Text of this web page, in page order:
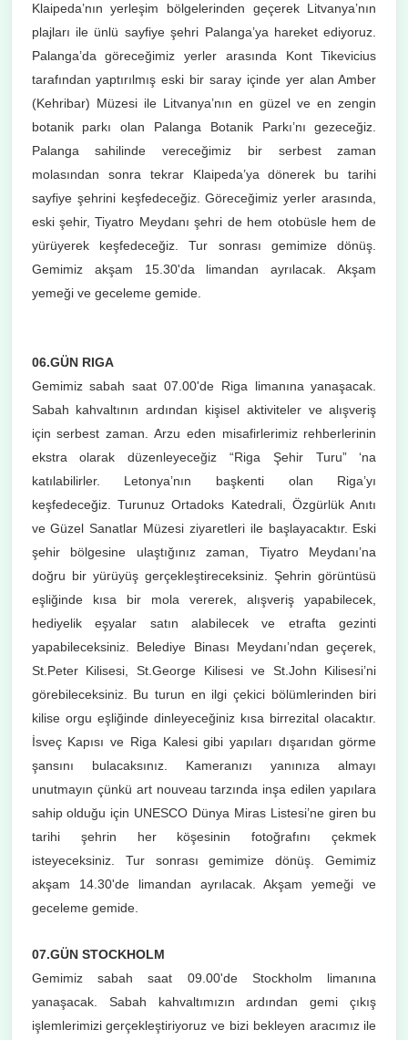
Klaipeda’nın yerleşim bölgelerinden geçerek Litvanya’nın
plajları ile ünlü sayfiye şehri Palanga’ya hareket ediyoruz.
Palanga’da göreceğimiz yerler arasında Kont Tikevicius
tarafından yaptırılmış eski bir saray içinde yer alan Amber
(Kehribar) Müzesi ile Litvanya’nın en güzel ve en zengin
botanik parkı olan Palanga Botanik Parkı’nı gezeceğiz.
Palanga sahilinde vereceğimiz bir serbest zaman
molasından sonra tekrar Klaipeda’ya dönerek bu tarihi
sayfiye şehrini keşfedeceğiz. Göreceğimiz yerler arasında,
eski şehir, Tiyatro Meydanı şehri de hem otobüsle hem de
yürüyerek keşfedeceğiz. Tur sonrası gemimize dönüş.
Gemimiz akşam 15.30'da limandan ayrılacak. Akşam
yemeği ve geceleme gemide.
06.GÜN RIGA
Gemimiz sabah saat 07.00'de Riga limanına yanaşacak.
Sabah kahvaltının ardından kişisel aktiviteler ve alışveriş
için serbest zaman. Arzu eden misafirlerimiz rehberlerinin
ekstra olarak düzenleyeceğiz “Riga Şehir Turu” ‘na
katılabilirler. Letonya’nın başkenti olan Riga’yı
keşfedeceğiz. Turunuz Ortadoks Katedrali, Özgürlük Anıtı
ve Güzel Sanatlar Müzesi ziyaretleri ile başlayacaktır. Eski
şehir bölgesine ulaştığınız zaman, Tiyatro Meydanı’na
doğru bir yürüyüş gerçekleştireceksiniz. Şehrin görüntüsü
eşliğinde kısa bir mola vererek, alışveriş yapabilecek,
hediyelik eşyalar satın alabilecek ve etrafta gezinti
yapabileceksiniz. Belediye Binası Meydanı’ndan geçerek,
St.Peter Kilisesi, St.George Kilisesi ve St.John Kilisesi’ni
görebileceksiniz. Bu turun en ilgi çekici bölümlerinden biri
kilise orgu eşliğinde dinleyeceğiniz kısa birrezital olacaktır.
İsveç Kapısı ve Riga Kalesi gibi yapıları dışarıdan görme
şansını bulacaksınız. Kameranızı yanınıza almayı
unutmayın çünkü art nouveau tarzında inşa edilen yapılara
sahip olduğu için UNESCO Dünya Miras Listesi’ne giren bu
tarihi şehrin her köşesinin fotoğrafını çekmek
isteyeceksiniz. Tur sonrası gemimize dönüş. Gemimiz
akşam 14.30'de limandan ayrılacak. Akşam yemeği ve
geceleme gemide.
07.GÜN STOCKHOLM
Gemimiz sabah saat 09.00'de Stockholm limanına
yanaşacak. Sabah kahvaltımızın ardından gemi çıkış
işlemlerimizi gerçekleştiriyoruz ve bizi bekleyen aracımız ile